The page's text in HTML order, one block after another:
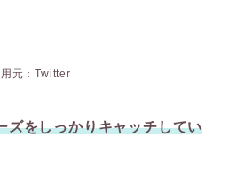
元：Twitter
ズをしっかりキャッチしてい